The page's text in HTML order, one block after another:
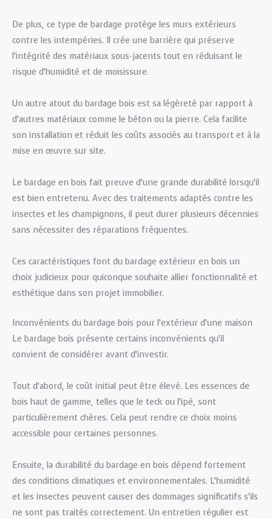
De plus, ce type de bardage protège les murs extérieurs
contre les intempéries. Il crée une barrière qui préserve
l’intégrité des matériaux sous-jacents tout en réduisant le
risque d’humidité et de moisissure.
Un autre atout du bardage bois est sa légèreté par rapport à
d’autres matériaux comme le béton ou la pierre. Cela facilite
son installation et réduit les coûts associés au transport et à la
mise en œuvre sur site.
Le bardage en bois fait preuve d’une grande durabilité lorsqu’il
est bien entretenu. Avec des traitements adaptés contre les
insectes et les champignons, il peut durer plusieurs décennies
sans nécessiter des réparations fréquentes.
Ces caractéristiques font du bardage extérieur en bois un
choix judicieux pour quiconque souhaite allier fonctionnalité et
esthétique dans son projet immobilier.
Inconvénients du bardage bois pour l’extérieur d’une maison
Le bardage bois présente certains inconvénients qu’il
convient de considérer avant d’investir.
Tout d’abord, le coût initial peut être élevé. Les essences de
bois haut de gamme, telles que le teck ou l’ipé, sont
particulièrement chères. Cela peut rendre ce choix moins
accessible pour certaines personnes.
Ensuite, la durabilité du bardage en bois dépend fortement
des conditions climatiques et environnementales. L’humidité
et les insectes peuvent causer des dommages significatifs s’ils
ne sont pas traités correctement. Un entretien régulier est